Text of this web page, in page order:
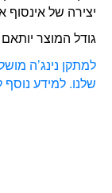
יצירה של אינסוף
גודל המוצר
למתקן נינג’ה
שלנו. למידע נוסף